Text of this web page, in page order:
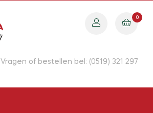
0
Vragen of bestellen bel: (0519) 321 297